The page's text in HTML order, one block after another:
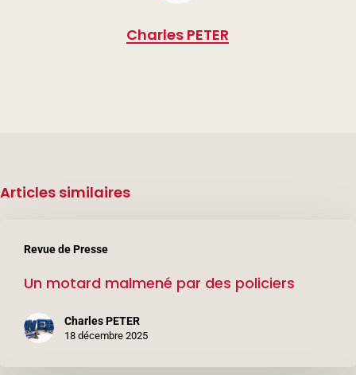
Charles PETER
Articles similaires
Revue de Presse
motard
malmené
Un motard malmené par des policiers
Charles PETER
18 décembre 2025